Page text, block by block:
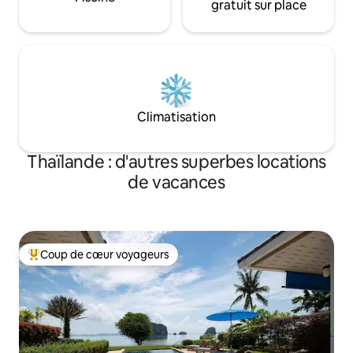
gratuit sur place
Climatisation
Thaïlande : d'autres superbes locations
de vacances
Coups de cœur voyageurs les plus appréciés
Coup de cœur voyageurs